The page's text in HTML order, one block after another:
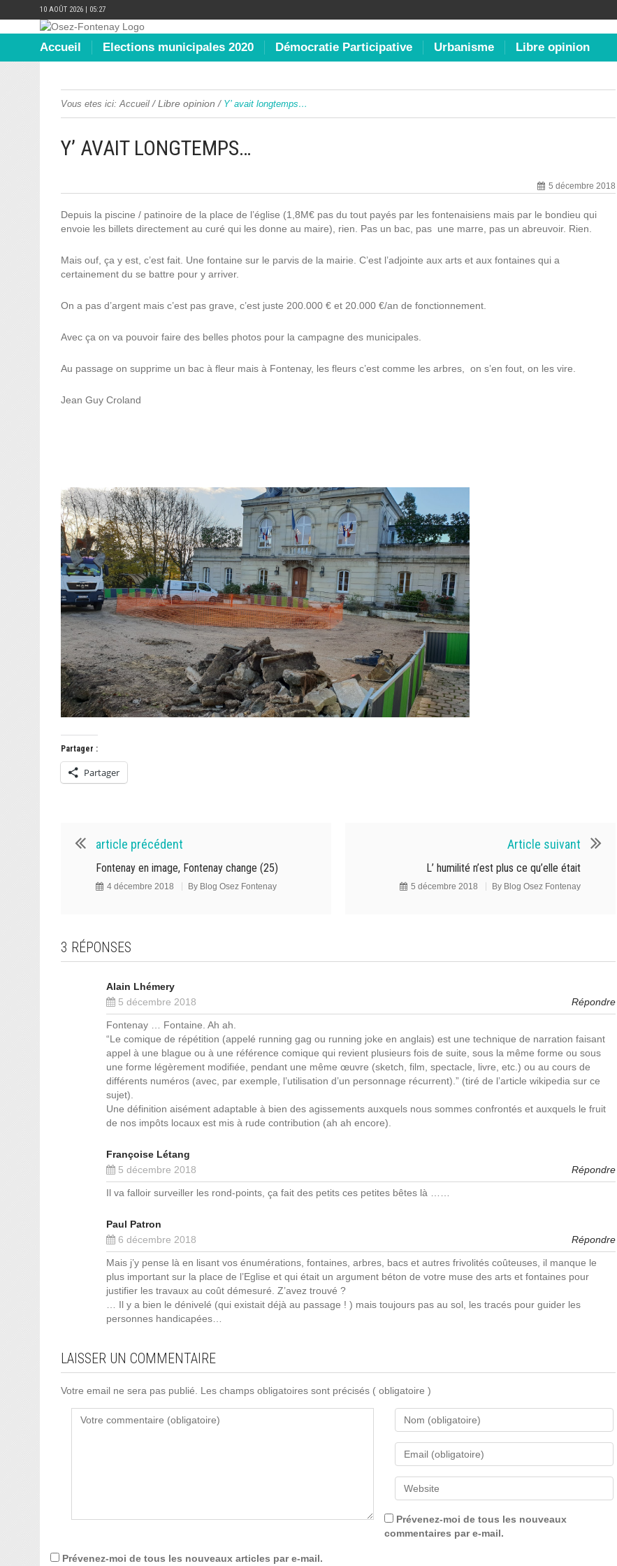
10 AOÛT 2026 | 05:27
Accueil Elections municipales 2020 Démocratie Participative Urbanisme Libre opinion
Vous etes ici: Accueil /Libre opinion / Y’ avait longtemps…
Y’ AVAIT LONGTEMPS…
5 décembre 2018
Depuis la piscine / patinoire de la place de l’église (1,8M€ pas du tout payés par les fontenaisiens mais par le bondieu qui
envoie les billets directement au curé qui les donne au maire), rien. Pas un bac, pas une marre, pas un abreuvoir. Rien.
Mais ouf, ça y est, c’est fait. Une fontaine sur le parvis de la mairie. C’est l’adjointe aux arts et aux fontaines qui a
certainement du se battre pour y arriver.
On a pas d’argent mais c’est pas grave, c’est juste 200.000 € et 20.000 €/an de fonctionnement.
Avec ça on va pouvoir faire des belles photos pour la campagne des municipales.
Au passage on supprime un bac à fleur mais à Fontenay, les fleurs c’est comme les arbres, on s’en fout, on les vire.
Jean Guy Croland
Partager :
Partager
article précédent
Fontenay en image, Fontenay change (25)
4 décembre 2018 By Blog Osez Fontenay
Article suivant
L’ humilité n’est plus ce qu’elle était
5 décembre 2018 By Blog Osez Fontenay
3 RÉPONSES
Alain Lhémery
5 décembre 2018
Répondre
Fontenay … Fontaine. Ah ah.
“Le comique de répétition (appelé running gag ou running joke en anglais) est une technique de narration faisant
appel à une blague ou à une référence comique qui revient plusieurs fois de suite, sous la même forme ou sous
une forme légèrement modifiée, pendant une même œuvre (sketch, film, spectacle, livre, etc.) ou au cours de
différents numéros (avec, par exemple, l’utilisation d’un personnage récurrent).” (tiré de l’article wikipedia sur ce
sujet).
Une définition aisément adaptable à bien des agissements auxquels nous sommes confrontés et auxquels le fruit
de nos impôts locaux est mis à rude contribution (ah ah encore).
Françoise Létang
5 décembre 2018
Répondre
Il va falloir surveiller les rond-points, ça fait des petits ces petites bêtes là ……
Paul Patron
6 décembre 2018
Répondre
Mais j’y pense là en lisant vos énumérations, fontaines, arbres, bacs et autres frivolités coûteuses, il manque le
plus important sur la place de l’Eglise et qui était un argument béton de votre muse des arts et fontaines pour
justifier les travaux au coût démesuré. Z’avez trouvé ?
… Il y a bien le dénivelé (qui existait déjà au passage ! ) mais toujours pas au sol, les tracés pour guider les
personnes handicapées…
LAISSER UN COMMENTAIRE
Votre email ne sera pas publié. Les champs obligatoires sont précisés ( obligatoire )
Prévenez-moi de tous les nouveaux
commentaires par e-mail.
Prévenez-moi de tous les nouveaux articles par e-mail.